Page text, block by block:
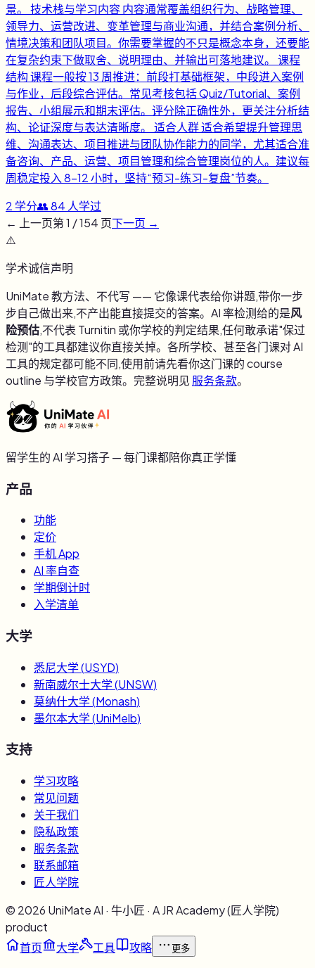
景。 技术栈与学习内容 内容通常覆盖组织行为、战略管理、
领导力、运营改进、变革管理与商业沟通，并结合案例分析、
情境决策和团队项目。你需要掌握的不只是概念本身，还要能
在复杂约束下做取舍、说明理由、并输出可落地建议。 课程
结构 课程一般按 13 周推进：前段打基础框架，中段进入案例
与作业，后段综合评估。常见考核包括 Quiz/Tutorial、案例
报告、小组展示和期末评估。评分除正确性外，更关注分析结
构、论证深度与表达清晰度。 适合人群 适合希望提升管理思
维、沟通表达、项目推进与团队协作能力的同学，尤其适合准
备咨询、产品、运营、项目管理和综合管理岗位的人。建议每
周稳定投入 8-12 小时，坚持“预习-练习-复盘”节奏。
2 学分👥84 人学过
← 上一页第1 /154 页下一页 →
⚠️
学术诚信声明
UniMate 教方法、不代写 —— 它像课代表给你讲题,带你一步
步自己做出来,不产出能直接提交的答案。AI 率检测给的是风
险预估,不代表 Turnitin 或你学校的判定结果,任何敢承诺"保过
检测"的工具都建议你直接关掉。各所学校、甚至各门课对 AI
工具的规定都可能不同,使用前请先看你这门课的 course
outline 与学校官方政策。完整说明见 服务条款。
留学生的 AI 学习搭子 — 每门课都陪你真正学懂
产品
功能
定价
手机 App
AI 率自查
学期倒计时
入学清单
大学
悉尼大学(USYD)
新南威尔士大学(UNSW)
莫纳什大学(Monash)
墨尔本大学(UniMelb)
支持
学习攻略
常见问题
关于我们
隐私政策
服务条款
联系邮箱
匠人学院
© 2026 UniMate AI · 牛小匠 · A JR Academy (匠人学院)
product
首页
大学 工具 攻略 更多